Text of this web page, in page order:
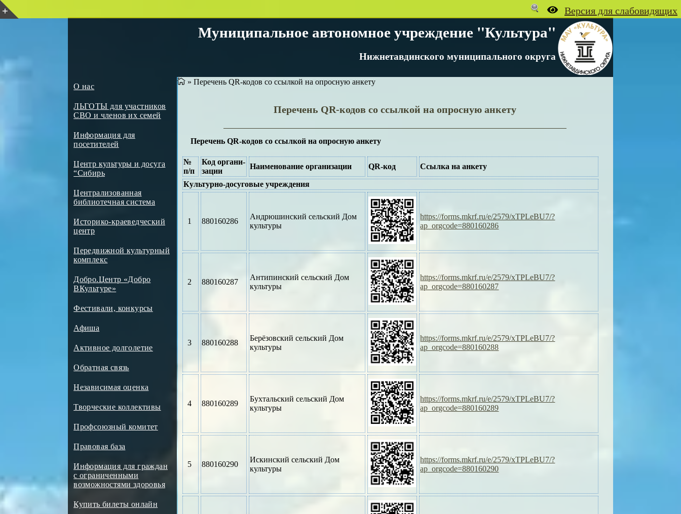
Муниципальное автономное учреждение "Культура"
Нижнетавдинского муниципального округа
О нас
ЛЬГОТЫ для участников
СВО и членов их семей
Информация для
посетителей
Центр культуры и досуга
“Сибирь
Централизованная
библиотечная система
Историко-краеведческий
центр
Передвижной культурный
комплекс
Добро.Центр «Добро
ВКультуре»
Фестивали, конкурсы
Афиша
Активное долголетие
Обратная связь
Независимая оценка
Творческие коллективы
Профсоюзный комитет
Правовая база
Информация для граждан
с ограниченными
возможностями здоровья
Купить билеты онлайн
» Перечень QR-кодов со ссылкой на опросную анкету
Перечень QR-кодов со ссылкой на опросную анкету
Перечень QR-кодов со ссылкой на опросную анкету
№
п/п
Код органи-
зации
Наименование организации QR-код Ссылка на анкету
Культурно-досуговые учреждения
1 880160286
Андрюшинский сельский Дом
культуры
https://forms.mkrf.ru/e/2579/xTPLeBU7/?
ap_orgcode=880160286
2 880160287
Антипинский сельский Дом
культуры
https://forms.mkrf.ru/e/2579/xTPLeBU7/?
ap_orgcode=880160287
3 880160288
Берёзовский сельский Дом
культуры
https://forms.mkrf.ru/e/2579/xTPLeBU7/?
ap_orgcode=880160288
4 880160289
Бухтальский сельский Дом
культуры
https://forms.mkrf.ru/e/2579/xTPLeBU7/?
ap_orgcode=880160289
5 880160290
Искинский сельский Дом
культуры
https://forms.mkrf.ru/e/2579/xTPLeBU7/?
ap_orgcode=880160290